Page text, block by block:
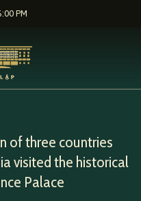
PM
of three countries
visited the historical
Palace